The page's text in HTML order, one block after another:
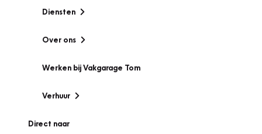
Diensten
Over ons
Werken bij Vakgarage Tom
Verhuur
Direct naar